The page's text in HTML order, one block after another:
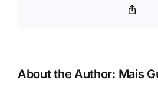
About the Author: Mais